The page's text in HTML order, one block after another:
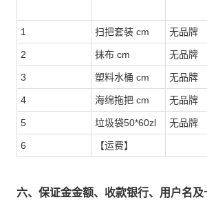
1 扫把套装 cm 无品牌
2 抹布 cm 无品牌
3 塑料水桶 cm 无品牌
4 海绵拖把 cm 无品牌
5 垃圾袋50*60zl 无品牌
6 【运费】
六、保证金金额、收款银行、用户名及